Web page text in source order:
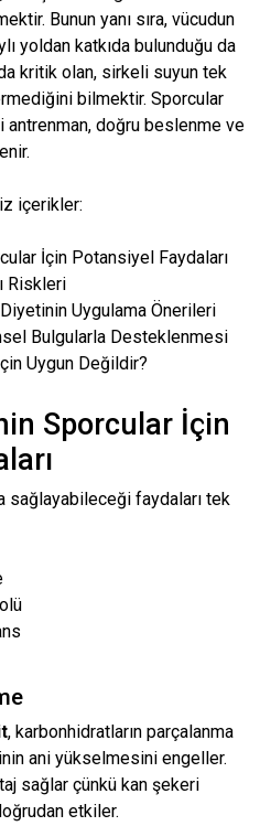
Bunun yanı sıra, vücudun
yoldan katkıda bulunduğu da
kritik olan, sirkeli suyun tek
bilmektir. Sporcular
antrenman, doğru beslenme ve
içerikler:
İçin Potansiyel Faydaları
Riskleri
Uygulama Önerileri
Bulgularla Desteklenmesi
Uygun Değildir?
Sporcular İçin
faydaları tek
, karbonhidratların parçalanma
ani yükselmesini engeller.
sağlar çünkü kan şekeri
etkiler.